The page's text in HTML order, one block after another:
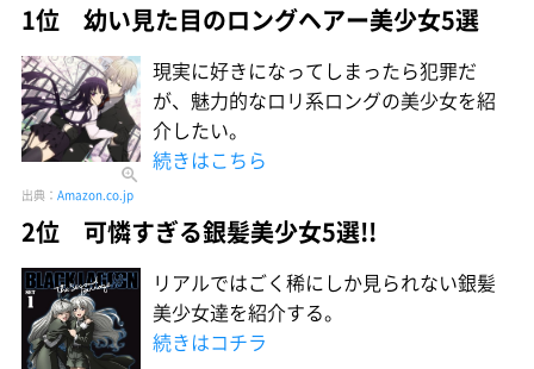
1位 幼い見た目のロングヘアー美少女5選
出典： Amazon.co.jp
現実に好きになってしまったら犯罪だ
が、魅力的なロリ系ロングの美少女を紹
介したい。
続きはこちら
2位 可憐すぎる銀髪美少女5選!!
リアルではごく稀にしか見られない銀髪
美少女達を紹介する。
続きはコチラ